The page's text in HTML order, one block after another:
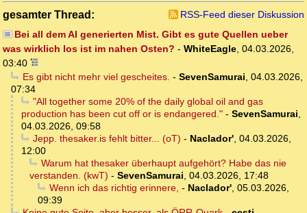
gesamter Thread:
RSS-Feed dieser Diskussion
Bei all dem AI generierten Mist. Gibt es gute Quellen ueber
was wirklich los ist im nahen Osten? - WhiteEagle, 04.03.2026,
03:40
Es gibt nicht mehr viel gescheites. - SevenSamurai, 04.03.2026,
07:34
"All together some 20% of the daily global oil and gas
production has been cut off or is endangered." - SevenSamurai,
04.03.2026, 09:58
Jepp. thesaker.is fehlt bitter... (oT) - Naclador', 04.03.2026,
12:00
Warum hat thesaker überhaupt aufgehört? Habe das nie
verstanden. (kwT) - SevenSamurai, 04.03.2026, 17:48
Wenn ich das richtig erinnere, - Naclador', 05.03.2026,
09:39